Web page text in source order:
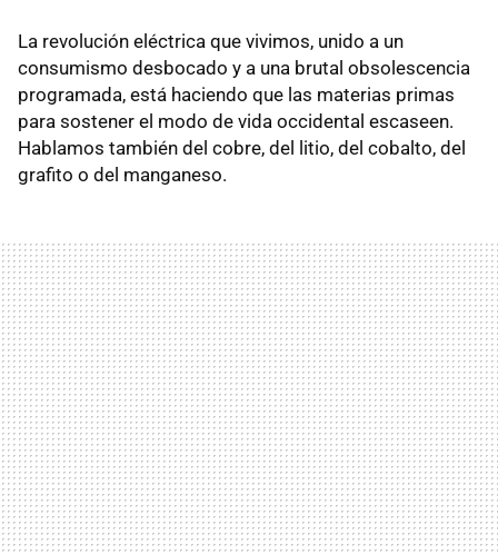
La revolución eléctrica que vivimos, unido a un
consumismo desbocado y a una brutal obsolescencia
programada, está haciendo que las materias primas
para sostener el modo de vida occidental escaseen.
Hablamos también del cobre, del litio, del cobalto, del
grafito o del manganeso.